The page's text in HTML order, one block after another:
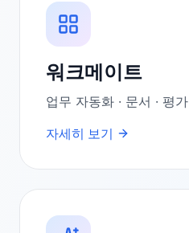
워크메이트
업무 자동화 · 문서 · 평가
자세히 보기